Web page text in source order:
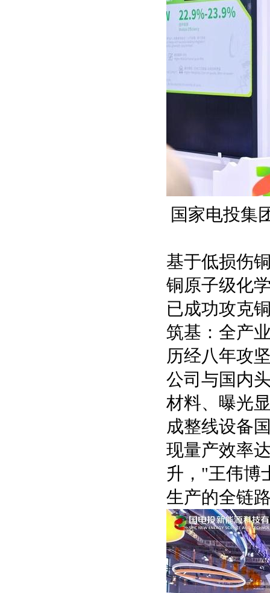
国家电投集
基于低损伤
铜原子级化
已成功攻克
筑基：全产
历经八年攻
公司与国内
材料、曝光
成整线设备
现量产效率
升，"王伟博
生产的全链